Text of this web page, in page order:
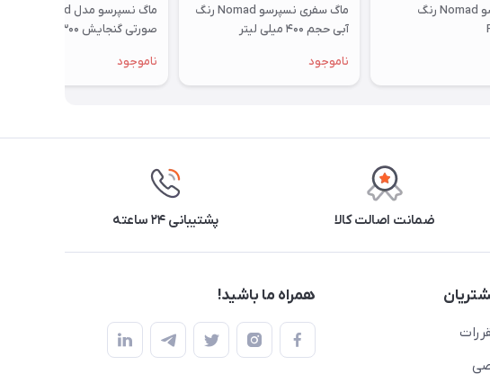
ماگ نسپرسو Nomad رنگ
ماگ سفری نسپرسو Nomad رنگ
آبی حجم ۴۰۰ میلی لیتر
ناموجود
ماگ نسپرسو مدل Nomad
صورتی گنجایش ۳۰۰ میلی لیتر
ناموجود
ضمانت اصالت کالا پشتیبانی ۲۴ ساعته
همراه ما باشید!